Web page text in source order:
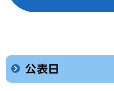
公表日